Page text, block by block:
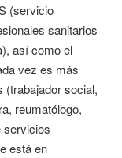
(servicio
sanitarios
así como el
vez es más
(trabajador social,
reumatólogo,
servicios
está en